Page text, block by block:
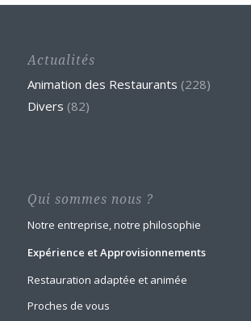
Actualités
Animation des Restaurants (228)
Divers (82)
Qui sommes nous ?
Notre entreprise, notre philosophie
Expérience et Approvisionnements
Restauration adaptée et animée
Proches de vous